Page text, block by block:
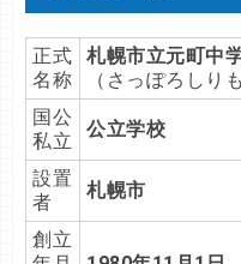
正式
名称
札幌市立元町中
（さっぽろしり
国公
私立
公立学校
設置
者
札幌市
創立